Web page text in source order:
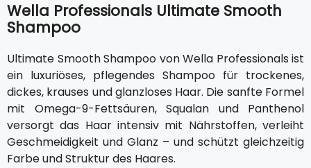
Wella Professionals Ultimate Smooth
Shampoo
Ultimate Smooth Shampoo von Wella Professionals ist
ein luxuriöses, pflegendes Shampoo für trockenes,
dickes, krauses und glanzloses Haar. Die sanfte Formel
mit Omega-9-Fettsäuren, Squalan und Panthenol
versorgt das Haar intensiv mit Nährstoffen, verleiht
Geschmeidigkeit und Glanz – und schützt gleichzeitig
Farbe und Struktur des Haares.